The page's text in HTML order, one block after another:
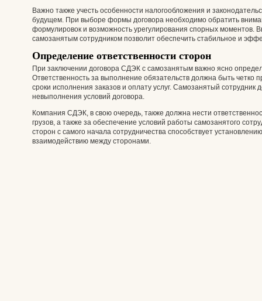
Важно также учесть особенности налогообложения и
будущем. При выборе формы договора необходимо обратить
формулировок и возможность урегулирования спорных моментов.
самозанятым сотрудником позволит обеспечить стабильное и
Определение ответственности сторон
При заключении договора СДЭК с самозанятым важно ясно
Ответственность за выполнение обязательств должна быть четко
сроки исполнения заказов и оплату услуг. Самозанятый
невыполнения условий договора.
Компания СДЭК, в свою очередь, также должна нести
грузов, а также за обеспечение условий работы самозанятого
сторон с самого начала сотрудничества способствует
взаимодействию между сторонами.